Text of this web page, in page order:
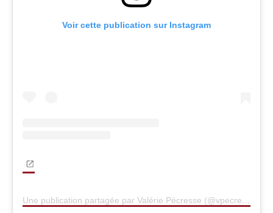
Voir cette publication sur Instagram
Une publication partagée par Valérie Pécresse (@vpecresse)